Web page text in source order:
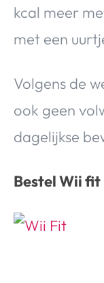
kcal meer
met een
Volgens de
ook geen
dagelijkse
Bestel Wii